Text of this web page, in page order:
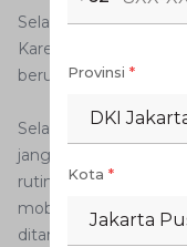
Selain itu, masker
Karena terbuat dari
berulang kali dengan
Selain jaga
jangan lupa untuk
rutin servis berkala.
mobil Toyota
ditangani dengan
Provinsi *
DKI
Kota *
Jakarta